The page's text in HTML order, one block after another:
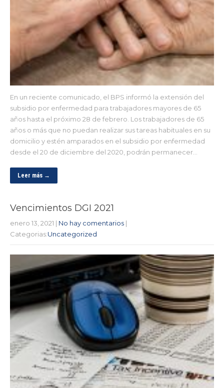
En un reciente comunicado, el BPS informó la extensión del
subsidio por enfermedad para trabajadores mayores de 65
años hasta el próximo 28 de febrero. Los trabajadores de 65
años o más que no puedan realizar sus tareas habituales en su
domicilio y estén amparados en el subsidio por enfermedad
desde el 20 de diciembre del 2020, podrán permanecer…
Leer más →
Vencimientos DGI 2021
enero 13, 2021 | No hay comentarios |
Categorias:Uncategorized